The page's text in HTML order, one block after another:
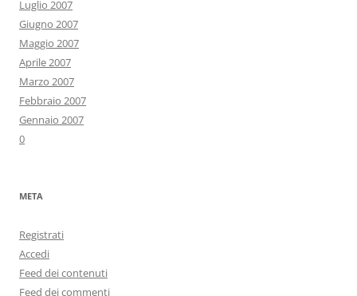
Luglio 2007
Giugno 2007
Maggio 2007
Aprile 2007
Marzo 2007
Febbraio 2007
Gennaio 2007
0
META
Registrati
Accedi
Feed dei contenuti
Feed dei commenti